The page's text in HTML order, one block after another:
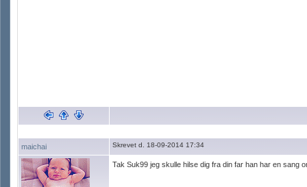
maichai Skrevet d. 18-09-2014 17:34
Tak Suk99 jeg skulle hilse dig fra din far han har en sang